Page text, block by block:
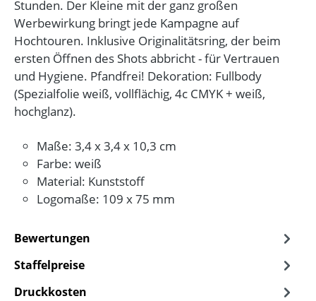
Stunden. Der Kleine mit der ganz großen
Werbewirkung bringt jede Kampagne auf
Hochtouren. Inklusive Originalitätsring, der beim
ersten Öffnen des Shots abbricht - für Vertrauen
und Hygiene. Pfandfrei! Dekoration: Fullbody
(Spezialfolie weiß, vollflächig, 4c CMYK + weiß,
hochglanz).
Maße: 3,4 x 3,4 x 10,3 cm
Farbe: weiß
Material: Kunststoff
Logomaße: 109 x 75 mm
Bewertungen
Staffelpreise
Druckkosten